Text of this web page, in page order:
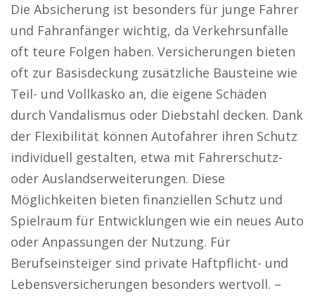
Die Absicherung ist besonders für junge Fahrer
und Fahranfänger wichtig, da Verkehrsunfälle
oft teure Folgen haben. Versicherungen bieten
oft zur Basisdeckung zusätzliche Bausteine wie
Teil- und Vollkasko an, die eigene Schäden
durch Vandalismus oder Diebstahl decken. Dank
der Flexibilität können Autofahrer ihren Schutz
individuell gestalten, etwa mit Fahrerschutz-
oder Auslandserweiterungen. Diese
Möglichkeiten bieten finanziellen Schutz und
Spielraum für Entwicklungen wie ein neues Auto
oder Anpassungen der Nutzung. Für
Berufseinsteiger sind private Haftpflicht- und
Lebensversicherungen besonders wertvoll. –